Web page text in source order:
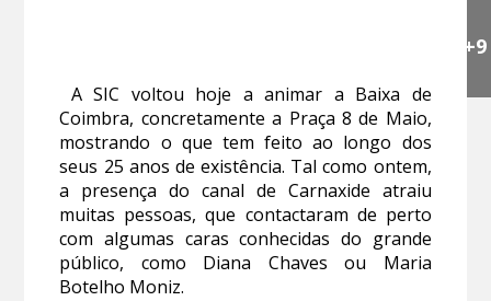
+9
A SIC voltou hoje a animar a Baixa de
Coimbra, concretamente a Praça 8 de Maio,
mostrando o que tem feito ao longo dos
seus 25 anos de existência. Tal como ontem,
a presença do canal de Carnaxide atraiu
muitas pessoas, que contactaram de perto
com algumas caras conhecidas do grande
público, como Diana Chaves ou Maria
Botelho Moniz.